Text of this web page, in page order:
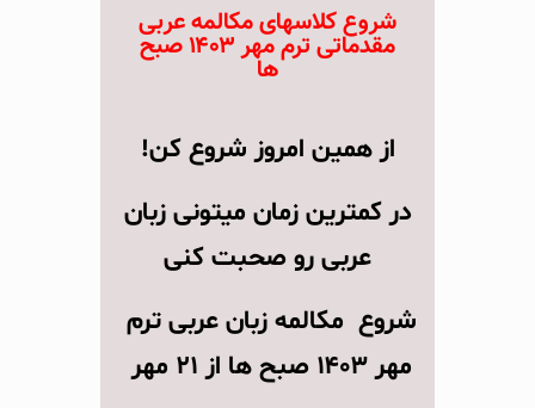
شروع کلاسهای مکالمه عربی
مقدماتی ترم مهر ۱۴۰۳ صبح
ها
از همین امروز شروع کن!
در کمترین زمان میتونی زبان
عربی رو صحبت کنی
شروع مکالمه زبان عربی ترم
مهر ۱۴۰۳ صبح ها از ۲۱ مهر